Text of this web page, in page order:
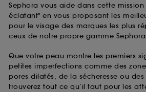
Sephora vous aide dans cette
éclatant" en vous proposant les
pour le visage des marques les plus
ceux de notre propre gamme
Que votre peau montre les premiers
petites imperfections comme des
pores dilatés, de la sécheresse ou
trouverez tout ce qu’il faut pour les